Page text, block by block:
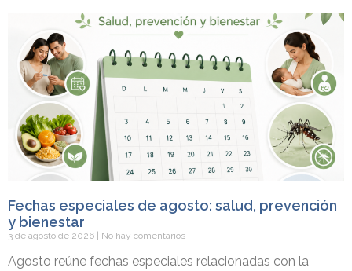
Fechas especiales de agosto: salud, prevención
y bienestar
3 de agosto de 2026 No hay comentarios
Agosto reúne fechas especiales relacionadas con la